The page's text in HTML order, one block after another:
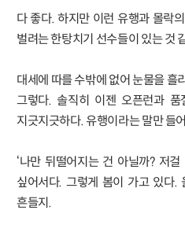
다 좋다. 하지만 이런 유행과 몰락
벌려는 한탕치기 선수들이 있는 것
대세에 따를 수밖에 없어 눈물을 흘
그렇다. 솔직히 이젠 오픈런과
지긋지긋하다. 유행이라는 말만 들
‘나만 뒤떨어지는 건 아닐까? 저
싶어서다. 그렇게 봄이 가고 있다.
흔들지.